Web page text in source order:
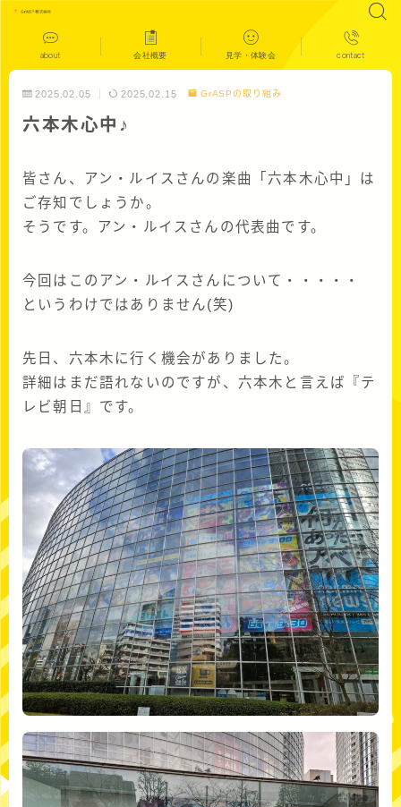
about 会社概要 見学・体験会 contact
2025.02.05 2025.02.15 GrASPの取り組み
六本木心中♪
皆さん、アン・ルイスさんの楽曲「六本木心中」は
ご存知でしょうか。
そうです。アン・ルイスさんの代表曲です。
今回はこのアン・ルイスさんについて・・・・・
というわけではありません(笑)
先日、六本木に行く機会がありました。
詳細はまだ語れないのですが、六本木と言えば『テ
レビ朝日』です。